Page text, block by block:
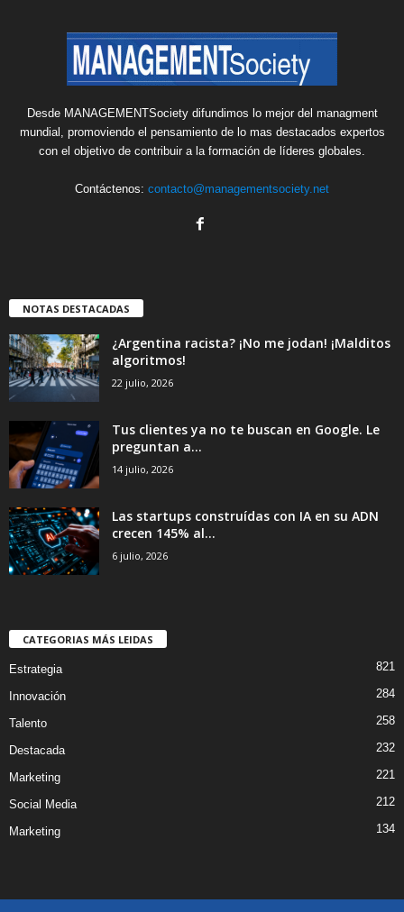
Desde MANAGEMENTSociety difundimos lo mejor del managment
mundial, promoviendo el pensamiento de lo mas destacados expertos
con el objetivo de contribuir a la formación de líderes globales.
Contáctenos: contacto@managementsociety.net
NOTAS DESTACADAS
¿Argentina racista? ¡No me jodan! ¡Malditos
algoritmos!
22 julio, 2026
Tus clientes ya no te buscan en Google. Le
preguntan a...
14 julio, 2026
Las startups construídas con IA en su ADN
crecen 145% al...
6 julio, 2026
CATEGORIAS MÁS LEIDAS
Estrategia 821
Innovación 284
Talento 258
Destacada 232
Marketing 221
Social Media 212
Marketing 134